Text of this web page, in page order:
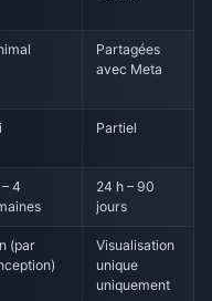
Partagées
avec Meta
Partiel
4
24 h – 90
jours
(par
Visualisation
unique
uniquement